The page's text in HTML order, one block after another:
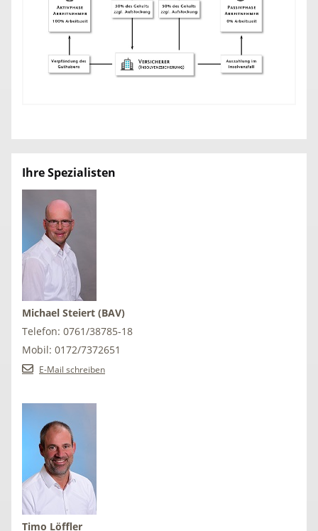
Ihre Spezialisten
Michael Steiert (BAV)
Telefon: 0761/38785-18
Mobil: 0172/7372651
E-Mail schreiben
Timo Löffler